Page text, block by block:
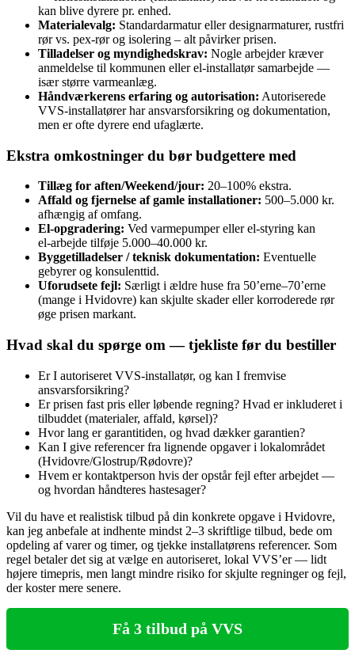
kan blive dyrere pr. enhed.
Materialevalg: Standardarmatur eller designarmaturer, rustfri
rør vs. pex‑rør og isolering – alt påvirker prisen.
Tilladelser og myndighedskrav: Nogle arbejder kræver
anmeldelse til kommunen eller el‑installatør samarbejde —
især større varmeanlæg.
Håndværkerens erfaring og autorisation: Autoriserede
VVS‑installatører har ansvarsforsikring og dokumentation,
men er ofte dyrere end ufaglærte.
Ekstra omkostninger du bør budgettere med
Tillæg for aften/Weekend/jour: 20–100% ekstra.
Affald og fjernelse af gamle installationer: 500–5.000 kr.
afhængig af omfang.
El‑opgradering: Ved varmepumper eller el‑styring kan
el‑arbejde tilføje 5.000–40.000 kr.
Byggetilladelser / teknisk dokumentation: Eventuelle
gebyrer og konsulenttid.
Uforudsete fejl: Særligt i ældre huse fra 50’erne–70’erne
(mange i Hvidovre) kan skjulte skader eller korroderede rør
øge prisen markant.
Hvad skal du spørge om — tjekliste før du bestiller
Er I autoriseret VVS‑installatør, og kan I fremvise
ansvarsforsikring?
Er prisen fast pris eller løbende regning? Hvad er inkluderet i
tilbuddet (materialer, affald, kørsel)?
Hvor lang er garantitiden, og hvad dækker garantien?
Kan I give referencer fra lignende opgaver i lokalområdet
(Hvidovre/Glostrup/Rødovre)?
Hvem er kontaktperson hvis der opstår fejl efter arbejdet —
og hvordan håndteres hastesager?
Vil du have et realistisk tilbud på din konkrete opgave i Hvidovre,
kan jeg anbefale at indhente mindst 2–3 skriftlige tilbud, bede om
opdeling af varer og timer, og tjekke installatørens referencer. Som
regel betaler det sig at vælge en autoriseret, lokal VVS’er — lidt
højere timepris, men langt mindre risiko for skjulte regninger og fejl,
der koster mere senere.
Få 3 tilbud på VVS